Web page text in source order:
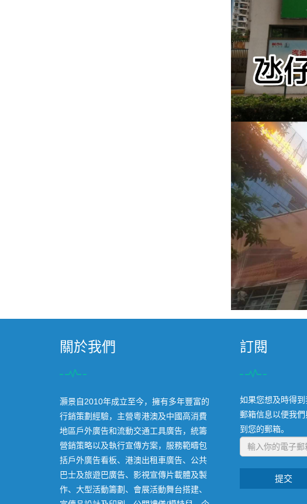
關於我們
灝景自2010年成立至今，擁有多年豐富的
行銷策劃經驗，主營粵港澳及中國高消費
地區戶外廣告和流動交通工具廣告，統籌
營銷策略以及執行宣傳方案，服務範疇包
括戶外廣告看板、港澳出租車廣告、公共
巴士及旅遊巴廣告、影視宣傳片載體及製
作、大型活動籌劃、會展活動舞台搭建、
訂閱
如果您想及時得
郵箱信息以便我
到您的郵箱。
提交